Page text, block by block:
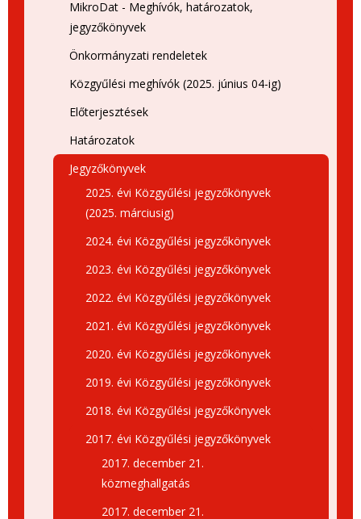
MikroDat - Meghívók, határozatok,
jegyzőkönyvek
Önkormányzati rendeletek
Közgyűlési meghívók (2025. június 04-ig)
Előterjesztések
Határozatok
Jegyzőkönyvek
2025. évi Közgyűlési jegyzőkönyvek
(2025. márciusig)
2024. évi Közgyűlési jegyzőkönyvek
2023. évi Közgyűlési jegyzőkönyvek
2022. évi Közgyűlési jegyzőkönyvek
2021. évi Közgyűlési jegyzőkönyvek
2020. évi Közgyűlési jegyzőkönyvek
2019. évi Közgyűlési jegyzőkönyvek
2018. évi Közgyűlési jegyzőkönyvek
2017. évi Közgyűlési jegyzőkönyvek
2017. december 21.
közmeghallgatás
2017. december 21.